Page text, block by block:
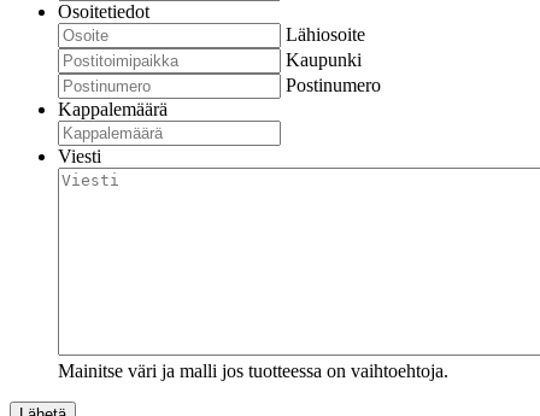
Osoitetiedot
Lähiosoite
Kaupunki
Postinumero
Kappalemäärä
Viesti
Mainitse väri ja malli jos tuotteessa on vaihtoehtoja.